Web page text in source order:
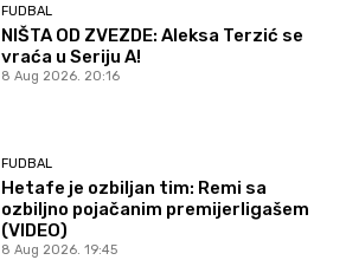
FUDBAL
NIŠTA OD ZVEZDE: Aleksa Terzić se
vraća u Seriju A!
8 Aug 2026. 20:16
FUDBAL
Hetafe je ozbiljan tim: Remi sa
ozbiljno pojačanim premijerligašem
(VIDEO)
8 Aug 2026. 19:45